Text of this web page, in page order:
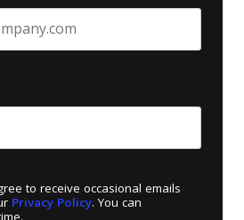
to receive occasional emails
Privacy Policy. You can